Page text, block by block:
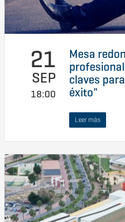
21
SEP
18:00
Mesa
claves
éxito"
Leer más